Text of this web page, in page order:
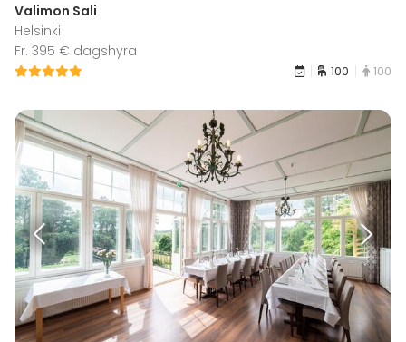
Valimon Sali
Helsinki
Fr. 395 € dagshyra
100 100